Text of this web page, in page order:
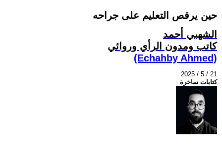
حين يرقص التعليم على جراحه
الشهبي أحمد
كاتب ومدون الرأي وروائي
(Echahby Ahmed)
2025 / 5 / 21
كتابات ساخرة